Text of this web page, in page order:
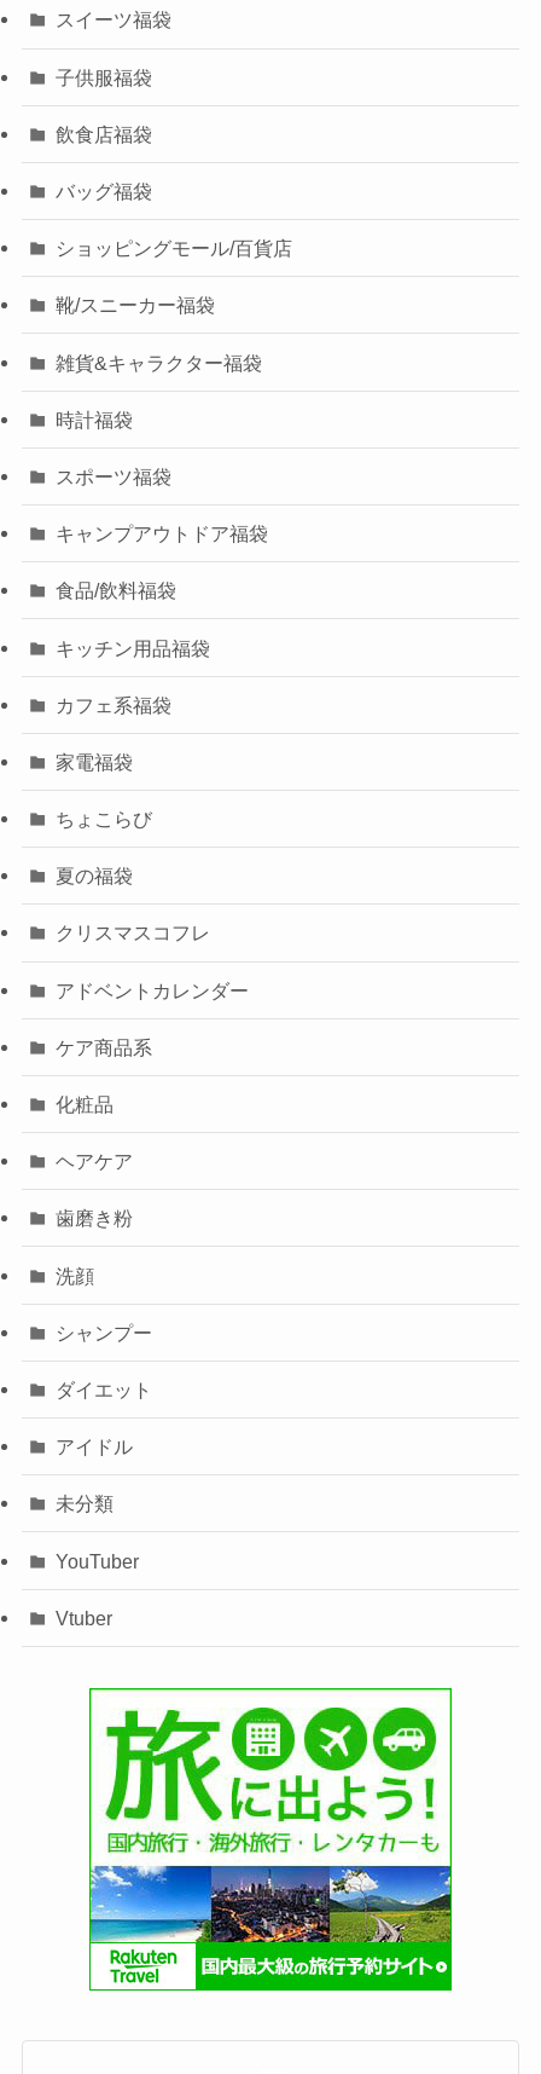
スイーツ福袋
子供服福袋
飲食店福袋
バッグ福袋
ショッピングモール/百貨店
靴/スニーカー福袋
雑貨&キャラクター福袋
時計福袋
スポーツ福袋
キャンプアウトドア福袋
食品/飲料福袋
キッチン用品福袋
カフェ系福袋
家電福袋
ちょこらび
夏の福袋
クリスマスコフレ
アドベントカレンダー
ケア商品系
化粧品
ヘアケア
歯磨き粉
洗顔
シャンプー
ダイエット
アイドル
未分類
YouTuber
Vtuber